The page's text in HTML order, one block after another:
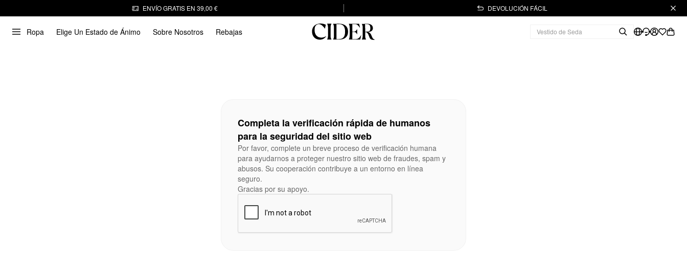
ENVÍO GRATIS EN 39,00 € DEVOLUCIÓN FÁCIL
Ropa Elige Un Estado de Ánimo Sobre Nosotros Rebajas
Completa la verificación rápida de humanos
para la seguridad del sitio web
Por favor, complete un breve proceso de verificación humana
para ayudarnos a proteger nuestro sitio web de fraudes, spam y
abusos. Su cooperación contribuye a un entorno en línea
seguro.
Gracias por su apoyo.